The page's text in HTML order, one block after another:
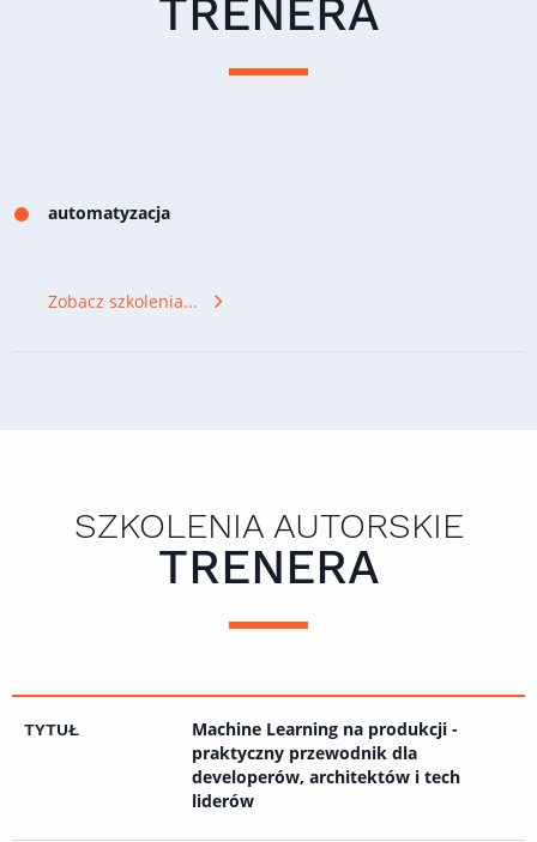
TRENERA
automatyzacja
Zobacz szkolenia...
SZKOLENIA AUTORSKIE
TRENERA
Machine Learning na produkcji -
praktyczny przewodnik dla
developerów, architektów i tech
liderów